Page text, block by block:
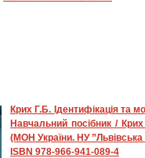
Крих Г.Б. Ідентифікація та
Навчальний посібник /
(МОН України. НУ ”Львівська
ISBN 978-966-941-089-4